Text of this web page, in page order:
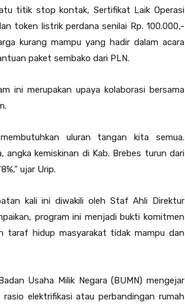
titik stop kontak, Sertifikat Laik Operasi
token listrik perdana senilai Rp. 100.000,-
kurang mampu yang hadir dalam acara
paket sembako dari PLN.
ini merupakan upaya kolaborasi bersama
uluran tangan kita semua.
angka kemiskinan di Kab. Brebes turun dari
ujar Urip.
kali ini diwakili oleh Staf Ahli Direktur
program ini menjadi bukti komitmen
taraf hidup masyarakat tidak mampu dan
Usaha Milik Negara (BUMN) mengejar
elektrifikasi atau perbandingan rumah